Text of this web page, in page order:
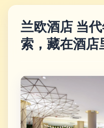
兰欧酒店 当
索，藏在酒店